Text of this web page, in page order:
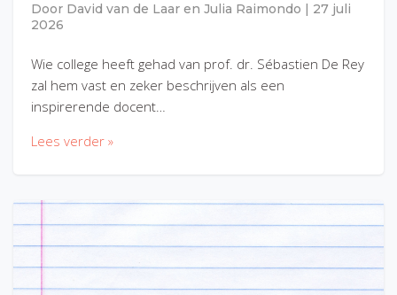
Door David van de Laar en Julia Raimondo
27 juli
2026
Wie college heeft gehad van prof. dr. Sébastien De Rey
zal hem vast en zeker beschrijven als een
inspirerende docent…
Lees verder »